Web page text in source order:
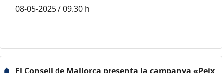
08-05-2025 / 09.30 h
El Consell de Mallorca presenta la campanya «Peix